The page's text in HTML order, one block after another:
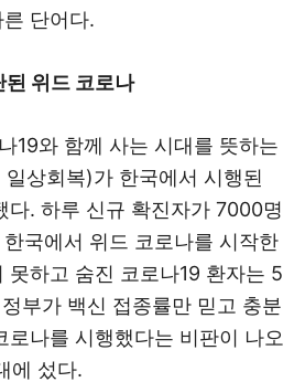
단어다.
위드 코로나
19와 함께 사는 시대를 뜻하는
상회복)가 한국에서 시행된
다. 하루 신규 확진자가 7000명
국에서 위드 코로나를 시작한
못하고 숨진 코로나19 환자는 5
부가 백신 접종률만 믿고 충분
로나를 시행했다는 비판이 나오
에 섰다.